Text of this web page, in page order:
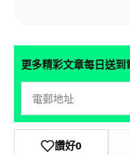
更多精彩文章每日送到
讚好0